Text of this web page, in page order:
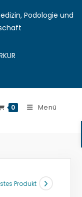
Podologie und
0 Menü
Produkt